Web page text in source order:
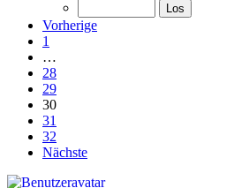
Vorherige
1
…
28
29
30
31
32
Nächste